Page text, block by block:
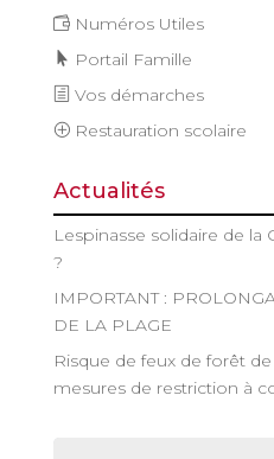
Numéros Utiles
Portail Famille
Vos démarches
Restauration scolaire
Actualités
Lespinasse solidaire de
?
IMPORTANT :
DE LA PLAGE
Risque de feux de forêt
mesures de restriction à